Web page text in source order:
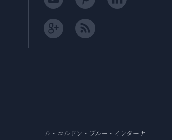
ル・コルドン・ブルー・インターナ